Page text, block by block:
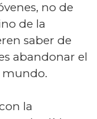
no de
de la
saber de
abandonar el
mundo.
la